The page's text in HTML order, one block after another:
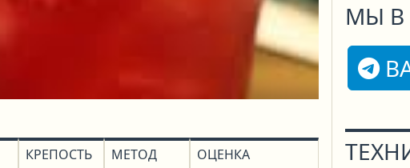
КРЕПОСТЬ
МЕТОД
ОЦЕНКА
МЫ В